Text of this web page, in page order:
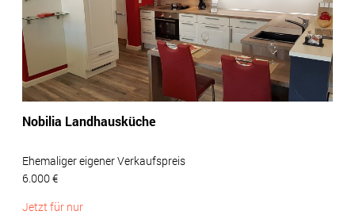
Nobilia Landhausküche
Ehemaliger eigener Verkaufspreis
6.000 €
Jetzt für nur